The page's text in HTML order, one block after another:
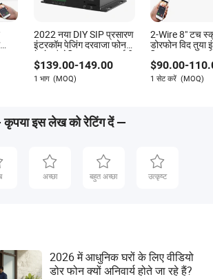
2022 नया DIY SIP प्रसारण
इंटरकॉम पेजिंग दरवाजा फोन
गेटवे औद्योगिक प्रसारण आईपी
पेजिंग प्रणाली
$139.00-149.00
1 भाग (MOQ)
2-Wire 8" टच
डोरफोन विद तुया
सिस्टम
विला किट
$90.00-
1 सेट करें (MOQ)
इस लेख को रेटिंग दें —
अच्छा बहुत अच्छा उत्कृष्ट
2026 में आधुनिक घरों के लिए वीडियो
डोर फोन क्यों अनिवार्य होते जा रहे हैं?